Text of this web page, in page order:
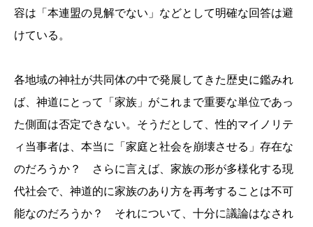
容は「本連盟の見解でない」などとして明確な回答は避
けている。
各地域の神社が共同体の中で発展してきた歴史に鑑みれ
ば、神道にとって「家族」がこれまで重要な単位であっ
た側面は否定できない。そうだとして、性的マイノリテ
ィ当事者は、本当に「家庭と社会を崩壊させる」存在な
のだろうか？ さらに言えば、家族の形が多様化する現
代社会で、神道的に家族のあり方を再考することは不可
能なのだろうか？ それについて、十分に議論はなされ